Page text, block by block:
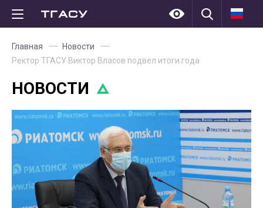
Главная
Новости
Ректор ТГАСУ Виктор Власов подвел итоги года
НОВОСТИ